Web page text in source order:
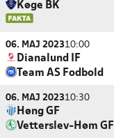
Køge BK
06. MAJ 202310:00
Dianalund IF
Team AS Fodbold
06. MAJ 202310:30
Høng GF
Vetterslev-Høm GF